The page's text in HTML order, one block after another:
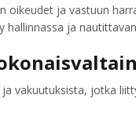
oikeudet ja vastuun
hallinnassa ja
vakuutuksista, jotka